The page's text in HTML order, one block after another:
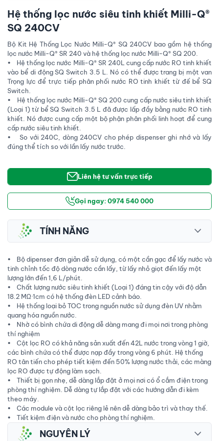
Hệ thống lọc nước siêu tinh khiết Milli-Q®
SQ 240CV
Bộ Kit Hệ Thống Lọc Nước Milli-Q® SQ 240CV bao gồm hệ thống
lọc nước Milli-Q® SR 240 và hệ thống lọc nước Milli-Q® SQ 200.
• Hệ thống lọc nước Milli-Q® SR 240L cung cấp nước RO tinh khiết
vào bể di động SQ Switch 3.5 L. Nó có thể được trang bị một van
Trọng lực để trực tiếp phân phối nước RO tinh khiết từ đế bể SQ
Switch.
• Hệ thống lọc nước Milli-Q® SQ 200 cung cấp nước siêu tinh khiết
(Loại 1) từ bể SQ Switch 3.5 L đã được lấp đầy bằng nước RO tinh
khiết. Nó được cung cấp một bộ phận phân phối linh hoạt để cung
cấp nước siêu tinh khiết.
• So với 240C, dòng 240CV cho phép dispenser ghi nhớ và lấy
đúng thể tích so với lần lấy nước trước.
Liên hệ tư vấn trực tiếp
Gọi ngay: 0974 540 000
TÍNH NĂNG
• Bộ dipenser đơn giản dễ sử dụng, có một cần gạc để lấy nước và
tinh chỉnh tốc độ dòng nước cần lấy, từ lấy nhỏ giọt đến lấy một
lượng lớn đến 1,6 L/phút.
• Chất lượng nước siêu tinh khiết (Loại 1) đáng tin cậy với độ dẫn
18.2 MΩ·1cm có hệ thống đèn LED cảnh báo.
• Hệ thống loại bỏ TOC trong nguồn nước sử dụng đèn UV nhằm
quang hóa nguồn nước.
• Nhờ có bình chứa di động dễ dàng mang đi mọi nơi trong phòng
thí nghiệm
• Cột lọc RO có khả năng sản xuất đến 42L nước trong vòng 1 giờ,
các bình chứa có thể được nạp đầy trong vòng 6 phút. Hệ thống
RO tân tiến cho phép tiết kiệm đến 50% lượng nước thải, các màng
lọc RO được tự động làm sạch.
• Thiết bị gọn nhẹ, dễ dàng lắp đặt ở mọi nơi có ổ cắm điện trong
phòng thí nghiệm. Dễ dàng tự lắp đặt với các hướng dẫn đi kèm
theo máy.
• Các module và cột lọc riêng lẻ nên dễ dàng bảo trì và thay thế.
• Tiết kiệm điện và nước cho phòng thí nghiệm.
NGUYÊN LÝ